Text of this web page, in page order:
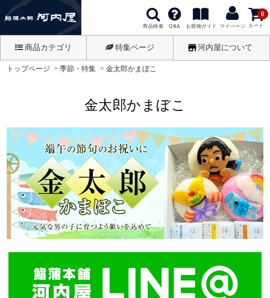
商品検索 Q&A お買物ガイド マイページ カート
0
商品カテゴリ 特集ページ 河内屋について
トップページ 季節・特集 金太郎かまぼこ
金太郎かまぼこ